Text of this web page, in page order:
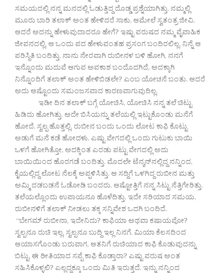
ಸಮಯದಲ್ಲಿ ನನ್ನ ಮನದಲ್ಲಿ ಓಡುತ್ತಿದ್ದ ದೊಡ್ಡ ಪ್ರಶ್ನೆಯಾಗಿತ್ತು. ನಮ್ಮಲ್ಲಿ
ಮೂರು ಬಾರಿ ತಲಾಕ್ ಅಂತ ಹೇಳಿದರೆ ಸಾಕು, ಆಮೇಲೆ ಸ್ವತಂತ್ರ ಜೀವಿ.
ಆದರೆ ಅದನ್ನು ಹೇಳುವುದಾದರೂ ಹೇಗೆ? ಇಷ್ಟು ವರುಷದ ನಮ್ಮ ವೈವಾಹಿಕ
ಜೀವನದಲ್ಲಿ, ಆ ಒಂದು ಪದ ಹೇಳುವಂತಹ ಪ್ರಸಂಗ ಬಂದಿರಲಿಲ್ಲ. ನಿನ್ನೆ ಆ
ಪರಿಸ್ಥಿತಿ ಬಂದಿತ್ತು. ನಾನು ನೇರವಾಗಿ ರುಬೀನಳ ಬಳಿ ಹೋಗಿ, ನನಗೆ
ಇನ್ನೊಂದು ಮದುವೆ ಆಗುವ ಅವಕಾಶ ಬಂದೊದಗಿದೆ, ಅದಕ್ಕಾಗಿ
ನಿನ್ನೊಂದಿಗೆ ತಲಾಕ್ ಅಂತ ಹೇಳಿಬಿಡಲೇ? ಎಂಬ ಯೋಚನೆ ಬಂತು. ಆದರೆ
ಅದು ಆಷ್ಟೊಂದು ಸಮಂಜಸವಾದ ಕಾರಣವಾಗುವುದಿಲ್ಲ.
ಇಡೀ ದಿನ ತಲಾಕ್ ಬಗ್ಗೆ ಯೋಚಿಸಿ, ಯೋಚಿಸಿ ನನ್ನ ತಲೆ ಚಿಟ್ಟು
ಹಿಡಿದು ಹೋಗಿತ್ತು. ಅದೇ ಬಿಸಿಯನ್ನು ತಲೆಯಲ್ಲಿ ಇಟ್ಟುಕೊಂಡು ಮನೆಗೆ
ಹೋದೆ. ಸ್ವಲ್ಪ ಹೊತ್ತಲ್ಲಿ, ರುಬೀನ ಬಂದು ಒಂದು ಲೋಟ ಕಾಫಿ ಕೊಟ್ಟು
ಅಡುಗೆ ಮನೆ ಕಡೆ ಹೋದಳು. ಎಷ್ಟು ವೇಗದಲ್ಲಿ ಒಂದು ಗುಟುಕು ಬಾಯಿ
ಒಳಗೆ ಹೋಗಿತ್ತೋ, ಅದಕ್ಕಿಂತ ಎರಡು ಪಟ್ಟು ವೇಗದಲ್ಲಿ ಅದು
ಬಾಯಿಯಿಂದ ಹೊರಗಡೆ ಬಂದಿತ್ತು. ಮೊದಲೇ ಟೆನ್ಶನ್‌ನಲ್ಲಿದ್ದ ನನ್ನಿಂದ,
ಕೈಯಲ್ಲಿದ್ದ ಲೋಟ ನೆಲಕ್ಕೆ ಅಪ್ಪಳಿಸಿತ್ತು. ಆ ಸದ್ದಿಗೆ ಒಳಗಿದ್ದ ರುಬೀನ ಮತ್ತು
ಅಮ್ಮಿ ದಡಬಡನೆ ಓಡೋಡಿ ಬಂದರು. ಆಷ್ಟೋತ್ತಿಗೆ ನನ್ನ ಸಿಟ್ಟು ನೆತ್ತಿಗೇರಿತ್ತು.
ತಲೆಯಲ್ಲೊಂದು ಉಪಾಯನೂ ಹೊಳೆದಿತ್ತು. ಇದೇ ಸರಿಯಾದ ಸಮಯ,
ರುಬೀನಳಿಗೆ ತಲಾಕ್ ನೀಡಲು ತಕ್ಕ ಸನ್ನಿವೇಶ ಒದಗಿ ಬಂದಿದೆ.
“ಬೇಗಮ್ ರುಬೀನಾ, ಇದೇನಿದು? ಕಾಫಿಯಾ ಅಥವಾ ಕಷಾಯವೋ?
ಸ್ವಲ್ಪನೂ ರುಚಿ ಇಲ್ಲ. ಸ್ವಲ್ಪನೂ ಬುದ್ದಿ ಇಲ್ಲ ನಿನಗೆ. ಮಿಯಾ ಕೆಲಸದಿಂದ
ಆಯಾಸಗೊಂಡು ಬರುವಾಗ, ಆತನಿಗೆ ರುಚಿಯಾದ ಕಾಫಿ ಕೊಡುವುದನ್ನು
ಬಿಟ್ಟು, ಈ ರೀತಿಯಾದ ಸಪ್ಪೆ ಕಾಫಿ ಕೊಡ್ತಾರಾ? ಎಷ್ಟು ವರುಷ ಅಂತ
ಸಹಿಸಿಕೊಳ್ಳಲಿ? ಎಲ್ಲದ್ದಕ್ಕೂ ಒಂದು ಮಿತಿ ಇರುತ್ತದೆ. ಇನ್ನು ನನ್ನಿಂದ